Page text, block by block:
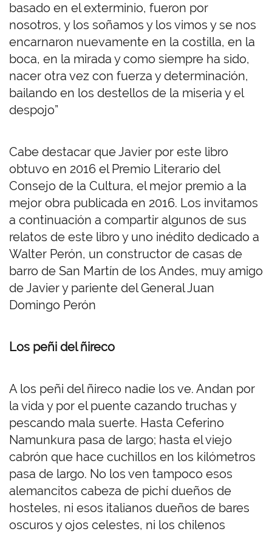
basado en el exterminio, fueron por
nosotros, y los soñamos y los vimos y se nos
encarnaron nuevamente en la costilla, en la
boca, en la mirada y como siempre ha sido,
nacer otra vez con fuerza y determinación,
bailando en los destellos de la miseria y el
despojo”
Cabe destacar que Javier por este libro
obtuvo en 2016 el Premio Literario del
Consejo de la Cultura, el mejor premio a la
mejor obra publicada en 2016. Los invitamos
a continuación a compartir algunos de sus
relatos de este libro y uno inédito dedicado a
Walter Perón, un constructor de casas de
barro de San Martín de los Andes, muy amigo
de Javier y pariente del General Juan
Domingo Perón
Los peñi del ñireco
A los peñi del ñireco nadie los ve. Andan por
la vida y por el puente cazando truchas y
pescando mala suerte. Hasta Ceferino
Namunkura pasa de largo; hasta el viejo
cabrón que hace cuchillos en los kilómetros
pasa de largo. No los ven tampoco esos
alemancitos cabeza de pichí dueños de
hosteles, ni esos italianos dueños de bares
oscuros y ojos celestes, ni los chilenos